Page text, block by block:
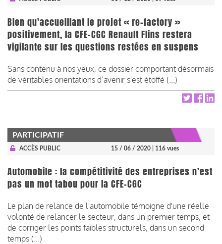
Bien qu'accueillant le projet « re-factory »
positivement, la CFE-CGC Renault Flins restera
vigilante sur les questions restées en suspens
Sans contenu à nos yeux, ce dossier comportant désormais
de véritables orientations d’avenir s'est étoffé (...)
PARTICIPATIF
ACCÈS PUBLIC 15 / 06 / 2020 | 116 vues
Automobile : la compétitivité des entreprises n’est
pas un mot tabou pour la CFE-CGC
Le plan de relance de l'automobile témoigne d'une réelle
volonté de relancer le secteur, dans un premier temps, et
de corriger les points faibles structurels, dans un second
temps (...)